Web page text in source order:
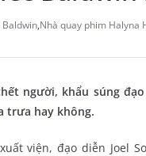
Baldwin,Nhà quay phim Halyna
người, khẩu súng
trưa hay không.
viện, đạo diễn Joel